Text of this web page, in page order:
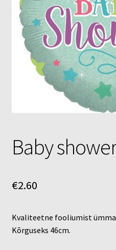
Õhupallid
Pallikuller
Täname
Baby
€2.60
Kvaliteetne fooliumist
Kõrguseks 46cm.